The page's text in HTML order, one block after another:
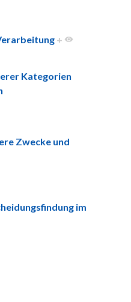
+
Kategorien
Zwecke und
im